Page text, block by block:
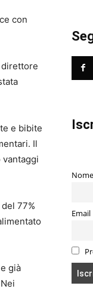
con
direttore
e bibite
Il
77%
già
Email